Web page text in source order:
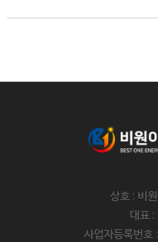
상호 : 비
대표 :
사업자등록번